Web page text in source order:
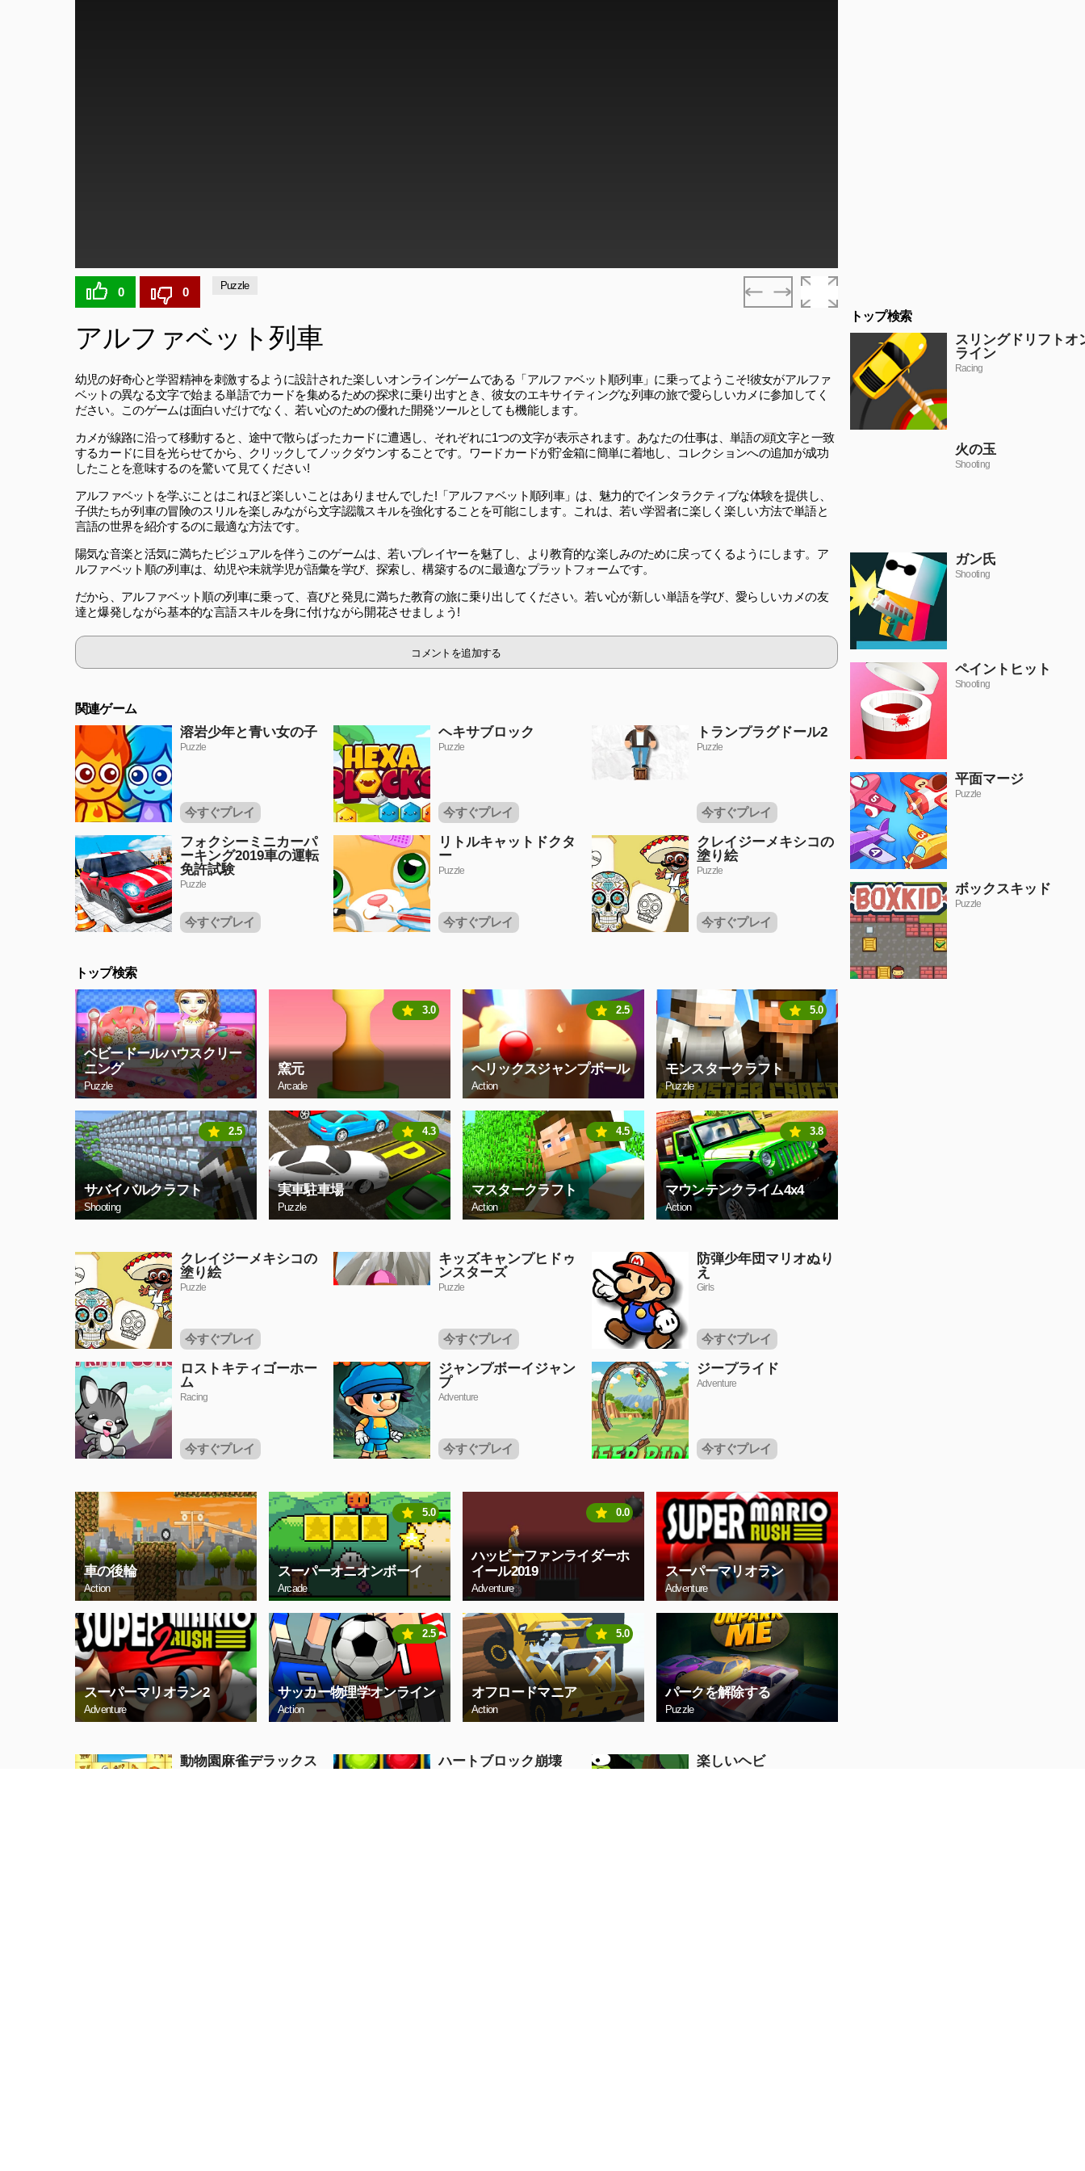
0 0 Puzzle
アルファベット列車
幼児の好奇心と学習精神を刺激するように設計された楽しいオンラインゲームである「アルファベット順列車」に乗ってようこそ!彼女がアルファ
ベットの異なる文字で始まる単語でカードを集めるための探求に乗り出すとき、彼女のエキサイティングな列車の旅で愛らしいカメに参加してく
ださい。このゲームは面白いだけでなく、若い心のための優れた開発ツールとしても機能します。
カメが線路に沿って移動すると、途中で散らばったカードに遭遇し、それぞれに1つの文字が表示されます。あなたの仕事は、単語の頭文字と一致
するカードに目を光らせてから、クリックしてノックダウンすることです。ワードカードが貯金箱に簡単に着地し、コレクションへの追加が成功
したことを意味するのを驚いて見てください!
アルファベットを学ぶことはこれほど楽しいことはありませんでした!「アルファベット順列車」は、魅力的でインタラクティブな体験を提供し、
子供たちが列車の冒険のスリルを楽しみながら文字認識スキルを強化することを可能にします。これは、若い学習者に楽しく楽しい方法で単語と
言語の世界を紹介するのに最適な方法です。
陽気な音楽と活気に満ちたビジュアルを伴うこのゲームは、若いプレイヤーを魅了し、より教育的な楽しみのために戻ってくるようにします。ア
ルファベット順の列車は、幼児や未就学児が語彙を学び、探索し、構築するのに最適なプラットフォームです。
だから、アルファベット順の列車に乗って、喜びと発見に満ちた教育の旅に乗り出してください。若い心が新しい単語を学び、愛らしいカメの友
達と爆発しながら基本的な言語スキルを身に付けながら開花させましょう!
コメントを追加する
関連ゲーム
溶岩少年と青い女の子
Puzzle
今すぐプレイ
ヘキサブロック
Puzzle
今すぐプレイ
トランプラグドール2
Puzzle
今すぐプレイ
フォクシーミニカーパ
ーキング2019車の運転
免許試験
Puzzle
今すぐプレイ
リトルキャットドクタ
ー
Puzzle
今すぐプレイ
クレイジーメキシコの
塗り絵
Puzzle
今すぐプレイ
トップ検索
ベビードールハウスクリー
ニング
Puzzle
窯元
Arcade
3.0
ヘリックスジャンプボール
Action
2.5
モンスタークラフト
Puzzle
5.0
サバイバルクラフト
Shooting
2.5
実車駐車場
Puzzle
4.3
マスタークラフト
Action
4.5
マウンテンクライム4x4
Action
3.8
クレイジーメキシコの
塗り絵
Puzzle
今すぐプレイ
キッズキャンプヒドゥ
ンスターズ
Puzzle
今すぐプレイ
防弾少年団マリオぬり
え
Girls
今すぐプレイ
ロストキティゴーホー
ム
Racing
今すぐプレイ
ジャンプボーイジャン
プ
Adventure
今すぐプレイ
ジープライド
Adventure
今すぐプレイ
車の後輪
Action
スーパーオニオンボーイ
Arcade
5.0
ハッピーファンライダーホ
イール2019
Adventure
0.0
スーパーマリオラン
Adventure
スーパーマリオラン2
Adventure
サッカー物理学オンライン
Action
2.5
オフロードマニア
Action
5.0
パークを解除する
Puzzle
動物園麻雀デラックス ハートブロック崩壊 楽しいヘビ
トップ検索
スリングドリフトオ
ライン
Racing
火の玉
Shooting
ガン氏
Shooting
ペイントヒット
Shooting
平面マージ
Puzzle
ボックスキッド
Puzzle